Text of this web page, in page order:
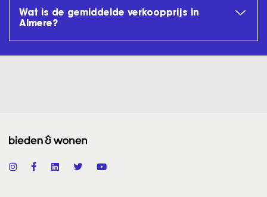
Wat is de gemiddelde verkoopprijs in
Almere?